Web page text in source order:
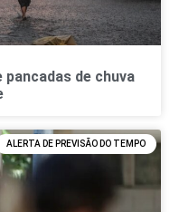
de chuva
ALERTA DE PREVISÃO DO TEMPO